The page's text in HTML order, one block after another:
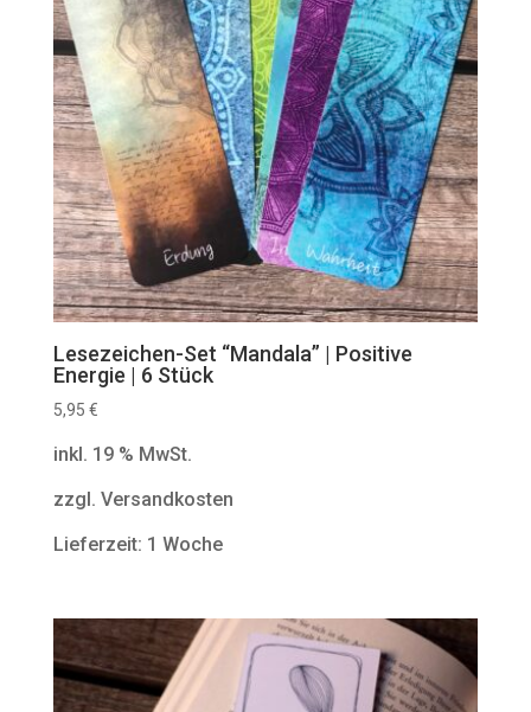
Lesezeichen-Set “Mandala” | Positive
Energie | 6 Stück
5,95 €
inkl. 19 % MwSt.
zzgl. Versandkosten
Lieferzeit: 1 Woche